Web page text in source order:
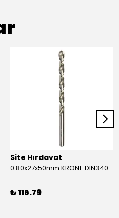
Site Hırdavat
0.80x27x50mm KRONE DIN340 UZUN MATKAP UCU HSS 10 Adet
₺ 116.79